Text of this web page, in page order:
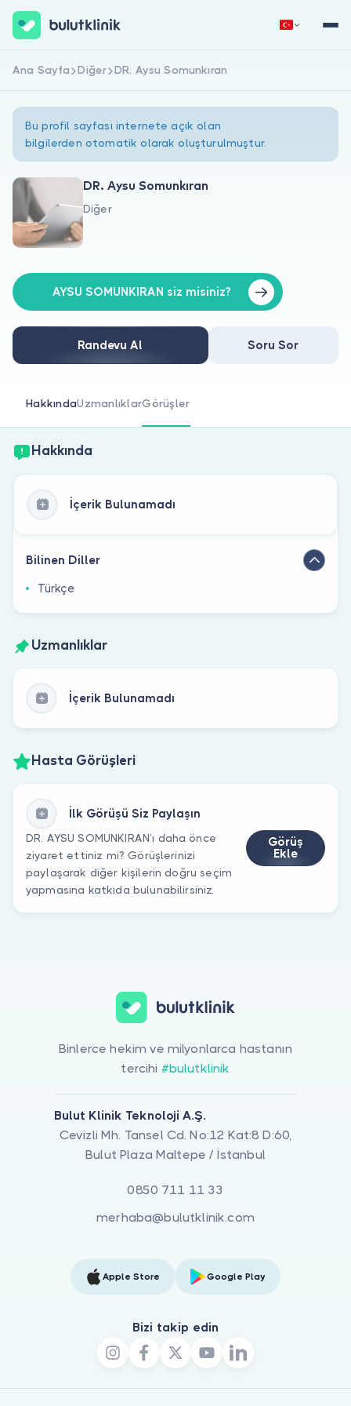
Hakkımızda
Doktorlar için
Doktor musunuz?
Hemen Kaydol
Ana Sayfa Diğer DR. Aysu Somunkıran
Bu profil sayfası internete açık olan
bilgilerden otomatik olarak oluşturulmuştur.
DR. Aysu Somunkıran
Diğer
AYSU SOMUNKIRAN siz misiniz?
Randevu Al Soru Sor
HakkındaUzmanlıklarGörüşler
Hakkında
İçerik Bulunamadı
Bilinen Diller
Türkçe
Uzmanlıklar
İçerik Bulunamadı
Hasta Görüşleri
İlk Görüşü Siz Paylaşın
DR. AYSU SOMUNKIRAN’ı daha önce
ziyaret ettiniz mi? Görüşlerinizi
paylaşarak diğer kişilerin doğru seçim
yapmasına katkıda bulunabilirsiniz.
Görüş
Ekle
Binlerce hekim ve milyonlarca hastanın
tercihi #bulutklinik
Bulut Klinik Teknoloji A.Ş.
Cevizli Mh. Tansel Cd. No:12 Kat:8 D:60,
Bulut Plaza Maltepe / İstanbul
0850 711 11 33
merhaba@bulutklinik.com
Apple Store Google Play
Bizi takip edin